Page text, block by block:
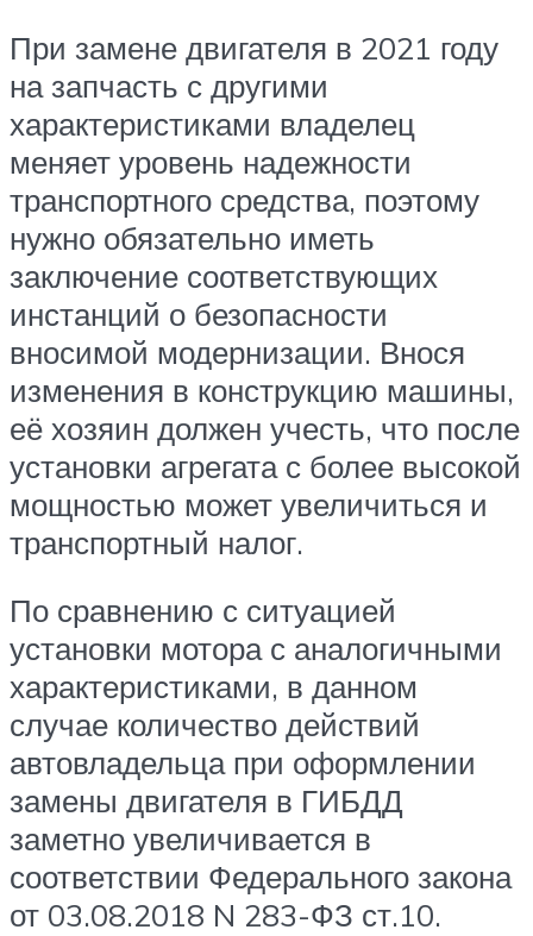
При замене двигателя в 2021 году
на запчасть с другими
характеристиками владелец
меняет уровень надежности
транспортного средства, поэтому
нужно обязательно иметь
заключение соответствующих
инстанций о безопасности
вносимой модернизации. Внося
изменения в конструкцию машины,
её хозяин должен учесть, что после
установки агрегата с более высокой
мощностью может увеличиться и
транспортный налог.
По сравнению с ситуацией
установки мотора с аналогичными
характеристиками, в данном
случае количество действий
автовладельца при оформлении
замены двигателя в ГИБДД
заметно увеличивается в
соответствии Федерального закона
от 03.08.2018 N 283-ФЗ ст.10.